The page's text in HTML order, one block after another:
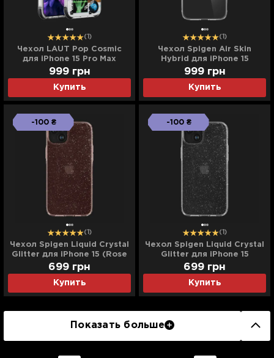
(1)
Чехол LAUT Pop Cosmic
для iPhone 15 Pro Max
(Cosmic)
Купить
999 грн
(1)
Чехол Spigen Air Skin
Hybrid для iPhone 15
(Crystal Clear)
Купить
999 грн
-100 ₴
(1)
Чехол Spigen Liquid Crystal
Glitter для iPhone 15 (Rose
Quartz)
Купить
699 грн
-100 ₴
(1)
Чехол Spigen Liquid Crystal
Glitter для iPhone 15
(Crystal Quartz)
Купить
699 грн
Показать больше